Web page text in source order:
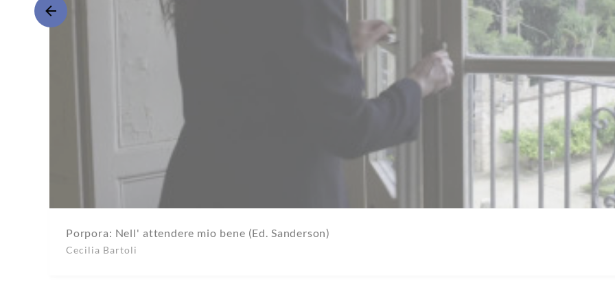
Porpora: Nell' attendere mio bene (Ed. Sanderson)
Cecilia Bartoli